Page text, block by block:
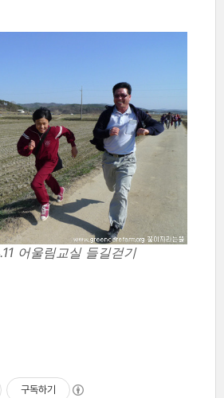
어울림교실 들길걷기
구독하기